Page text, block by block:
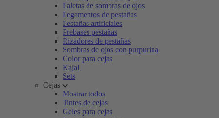
Paletas de sombras de ojos
Pegamentos de pestañas
Pestañas artificiales
Prebases pestañas
Rizadores de pestañas
Sombras de ojos con purpurina
Color para cejas
Kajal
Sets
Cejas
Mostrar todos
Tintes de cejas
Geles para cejas